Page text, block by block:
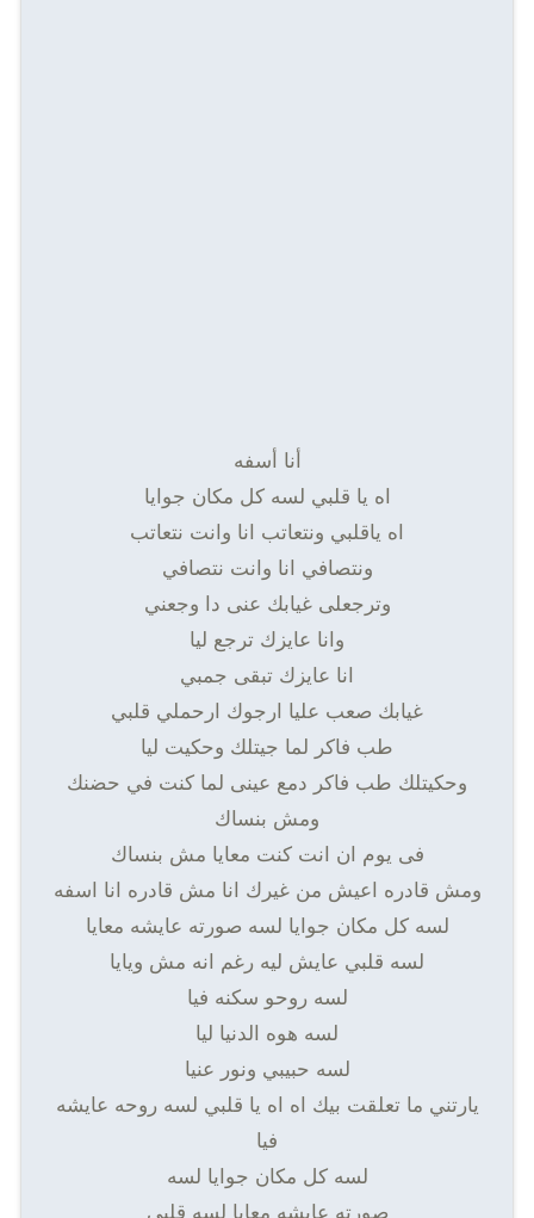
أنا أسفه
اه يا قلبي لسه كل مكان جوايا
اه ياقلبي ونتعاتب انا وانت نتعاتب
ونتصافي انا وانت نتصافي
وترجعلى غيابك عنى دا وجعني
وانا عايزك ترجع ليا
انا عايزك تبقى جمبي
غيابك صعب عليا ارجوك ارحملي قلبي
طب فاكر لما جيتلك وحكيت ليا
وحكيتلك طب فاكر دمع عينى لما كنت في حضنك
ومش بنساك
فى يوم ان انت كنت معايا مش بنساك
ومش قادره اعيش من غيرك انا مش قادره انا اسفه
لسه كل مكان جوايا لسه صورته عايشه معايا
لسه قلبي عايش ليه رغم انه مش ويايا
لسه روحو سكنه فيا
لسه هوه الدنيا ليا
لسه حبيبي ونور عنيا
يارتني ما تعلقت بيك اه اه يا قلبي لسه روحه عايشه
فيا
لسه كل مكان جوايا لسه
صورته عايشه معايا لسه قلبي